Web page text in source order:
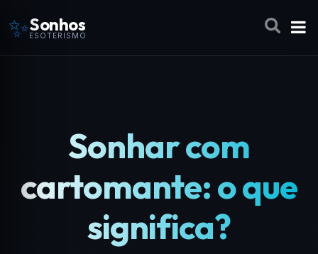
✨Sonhos
ESOTERISMO
Sonhar com
cartomante: o que
significa?